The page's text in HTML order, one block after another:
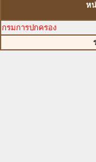
ห
กรมการปกครอง